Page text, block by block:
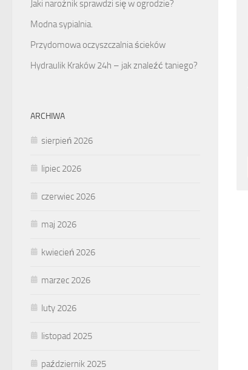
Jaki narożnik sprawdzi się w ogrodzie?
Modna sypialnia.
Przydomowa oczyszczalnia ścieków
Hydraulik Kraków 24h – jak znaleźć taniego?
ARCHIWA
sierpień 2026
lipiec 2026
czerwiec 2026
maj 2026
kwiecień 2026
marzec 2026
luty 2026
listopad 2025
październik 2025